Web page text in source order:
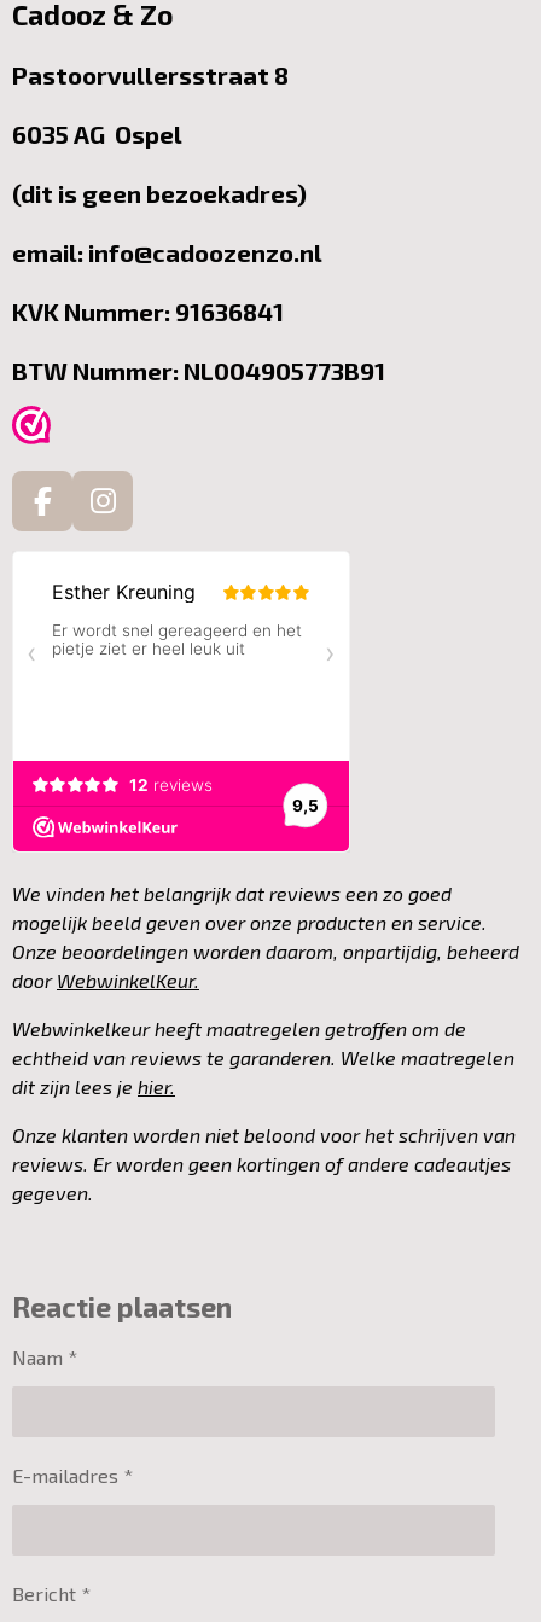
Cadooz & Zo
Pastoorvullersstraat 8
6035 AG Ospel
(dit is geen bezoekadres)
email: info@cadoozenzo.nl
KVK Nummer: 91636841
BTW Nummer: NL004905773B91
F
e
b
o
I
t
a
g
We vinden het belangrijk dat reviews een zo goed
mogelijk beeld geven over onze producten en service.
Onze beoordelingen worden daarom, onpartijdig, beheerd
door WebwinkelKeur.
Webwinkelkeur heeft maatregelen getroffen om de
echtheid van reviews te garanderen. Welke maatregelen
dit zijn lees je hier.
Onze klanten worden niet beloond voor het schrijven van
reviews. Er worden geen kortingen of andere cadeautjes
gegeven.
Reactie plaatsen
Naam *
E-mailadres *
Bericht *